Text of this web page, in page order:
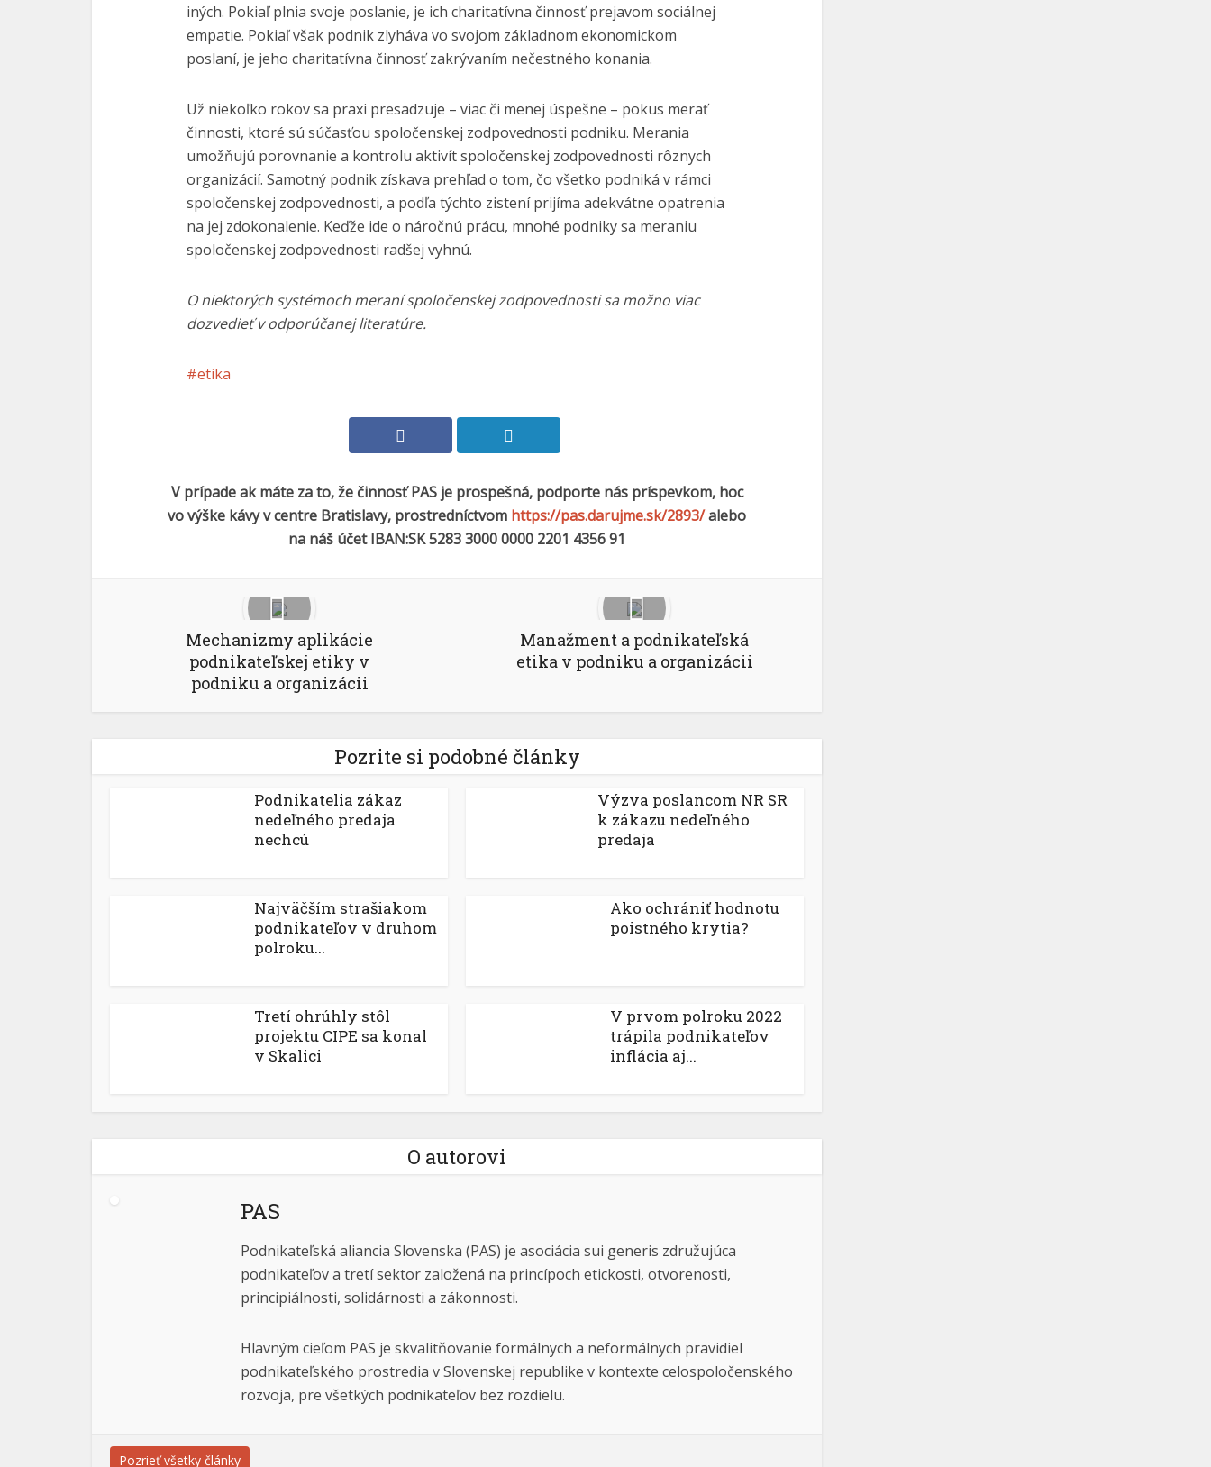
iných. Pokiaľ plnia svoje poslanie, je ich charitatívna činnosť prejavom sociálnej
empatie. Pokiaľ však podnik zlyháva vo svojom základnom ekonomickom
poslaní, je jeho charitatívna činnosť zakrývaním nečestného konania.
Už niekoľko rokov sa praxi presadzuje – viac či menej úspešne – pokus merať
činnosti, ktoré sú súčasťou spoločenskej zodpovednosti podniku. Merania
umožňujú porovnanie a kontrolu aktivít spoločenskej zodpovednosti rôznych
organizácií. Samotný podnik získava prehľad o tom, čo všetko podniká v rámci
spoločenskej zodpovednosti, a podľa týchto zistení prijíma adekvátne opatrenia
na jej zdokonalenie. Keďže ide o náročnú prácu, mnohé podniky sa meraniu
spoločenskej zodpovednosti radšej vyhnú.
O niektorých systémoch meraní spoločenskej zodpovednosti sa možno viac
dozvedieť v odporúčanej literatúre.
etika
V prípade ak máte za to, že činnosť PAS je prospešná, podporte nás príspevkom, hoc
vo výške kávy v centre Bratislavy, prostredníctvom https://pas.darujme.sk/2893/alebo
na náš účet IBAN:SK 5283 3000 0000 2201 4356 91
Mechanizmy aplikácie
podnikateľskej etiky v
podniku a organizácii
Manažment a podnikateľská
etika v podniku a organizácii
Pozrite si podobné články
Podnikatelia zákaz
nedeľného predaja
nechcú
Výzva poslancom NR SR
k zákazu nedeľného
predaja
Najväčším strašiakom
podnikateľov v druhom
polroku...
Ako ochrániť hodnotu
poistného krytia?
Tretí ohrúhly stôl
projektu CIPE sa konal
v Skalici
V prvom polroku 2022
trápila podnikateľov
inflácia aj...
O autorovi
PAS
Podnikateľská aliancia Slovenska (PAS) je asociácia sui generis združujúca
podnikateľov a tretí sektor založená na princípoch etickosti, otvorenosti,
principiálnosti, solidárnosti a zákonnosti.
Hlavným cieľom PAS je skvalitňovanie formálnych a neformálnych pravidiel
podnikateľského prostredia v Slovenskej republike v kontexte celospoločenského
rozvoja, pre všetkých podnikateľov bez rozdielu.
Pozrieť všetky články